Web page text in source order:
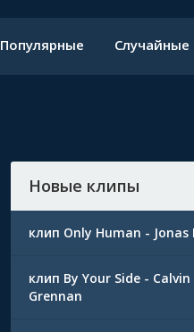
Популярные Случайные
Новые клипы
клип Only Human -
клип By Your Side -
Grennan